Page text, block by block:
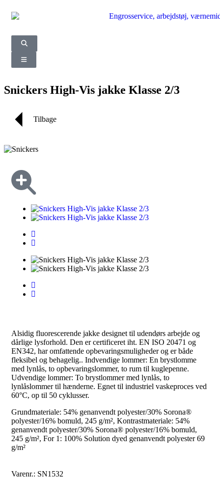
Snickers High-Vis jakke Klasse 2/3
Tilbage
Alsidig fluorescerende jakke designet til udendørs arbejde og
dårlige lysforhold. Den er certificeret iht. EN ISO 20471 og
EN342, har omfattende opbevaringsmuligheder og er både
fleksibel og behagelig.. Indvendige lommer: En brystlomme
med lynlås, to opbevaringslommer, to rum til kuglepenne.
Udvendige lommer: To brystlommer med lynlås, to
lynlåslommer til hænderne. Egnet til industriel vaskeproces ved
60°C, op til 50 cyklusser.
Grundmateriale: 54% genanvendt polyester/30% Sorona®
polyester/16% bomuld, 245 g/m², Kontrastmateriale: 54%
genanvendt polyester/30% Sorona® polyester/16% bomuld,
245 g/m², For 1: 100% Solution dyed genanvendt polyester 69
g/m²
Varenr.: SN1532